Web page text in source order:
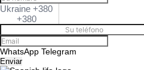
Ukraine +380
+380
WhatsApp Telegram
Enviar